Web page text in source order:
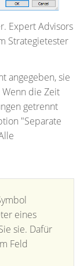
Expert Advisors
Strategietester
angegeben, sie
die Zeit
getrennt
"Separate
eines
sie. Dafür
Feld